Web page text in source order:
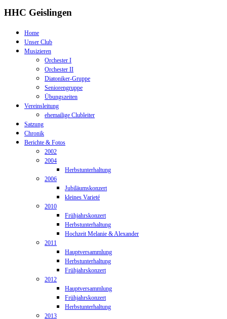
HHC Geislingen
Home
Unser Club
Musizieren
Orchester I
Orchester II
Diatoniker-Gruppe
Seniorengruppe
Übungszeiten
Vereinsleitung
ehemailige Clubleiter
Satzung
Chronik
Berichte & Fotos
2002
2004
Herbstunterhaltung
2006
Jubiläumskonzert
kleines Varieté
2010
Frühjahrskonzert
Herbstunterhaltung
Hochzeit Melanie & Alexander
2011
Hauptversammlung
Herbstunterhaltung
Frühjahrskonzert
2012
Hauptversammlung
Frühjahrskonzert
Herbstunterhaltung
2013